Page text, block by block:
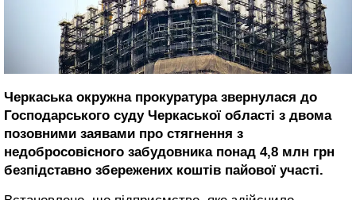
Черкаська окружна прокуратура звернулася до
Господарського суду Черкаської області з двома
позовними заявами про стягнення з
недобросовісного забудовника понад 4,8 млн грн
безпідставно збережених коштів пайової участі.